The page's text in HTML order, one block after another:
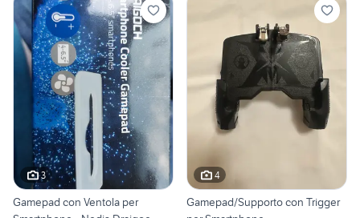
3
Gamepad con Ventola per
4
Gamepad/Supporto con Trigger